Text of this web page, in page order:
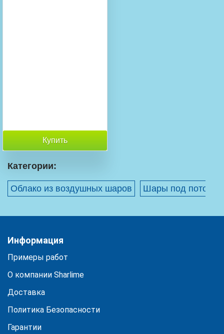
Купить
Категории:
Облако из воздушных шаров Шары под потолок
Информация
Примеры работ
О компании Sharlime
Доставка
Политика Безопасности
Гарантии